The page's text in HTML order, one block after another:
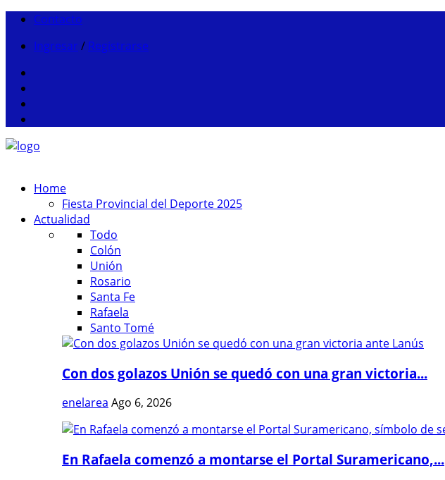
Contacto
Ingresar / Registrarse
Home
Fiesta Provincial del Deporte 2025
Actualidad
Todo
Colón
Unión
Rosario
Santa Fe
Rafaela
Santo Tomé
Con dos golazos Unión se quedó con una gran victoria...
enelarea Ago 6, 2026
En Rafaela comenzó a montarse el Portal Suramericano,...